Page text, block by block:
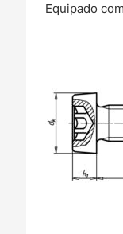
Equipado